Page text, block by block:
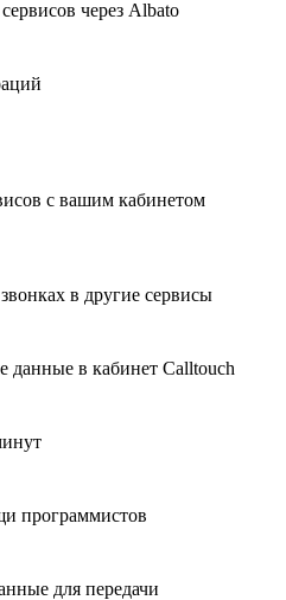
через Albato
с вашим кабинетом
в другие сервисы
данные в кабинет Calltouch
программистов
для передачи